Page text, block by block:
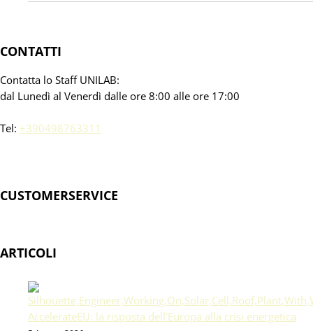
CONTATTI
Contatta lo Staff UNILAB:
dal Lunedì al Venerdì dalle ore 8:00 alle ore 17:00
Tel: +390498763311
CUSTOMERSERVICE
ARTICOLI
AccelerateEU: la risposta dell’Europa alla crisi energetica